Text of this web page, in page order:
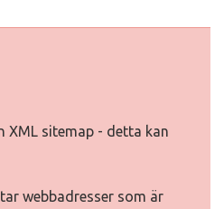
XML sitemap - detta kan
webbadresser som är